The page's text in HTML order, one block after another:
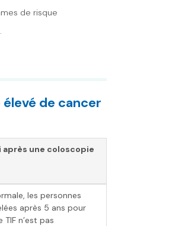
de risque
de cancer
une coloscopie
les personnes
après 5 ans pour
n’est pas